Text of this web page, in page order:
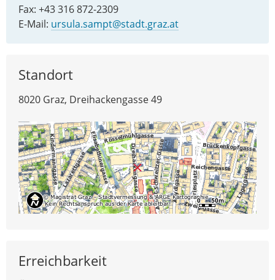
Fax: +43 316 872-2309
E-Mail: ursula.sampt@stadt.graz.at
Standort
8020 Graz, Dreihackengasse 49
Erreichbarkeit